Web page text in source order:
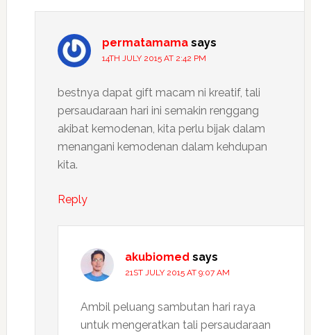
permatamama says
14TH JULY 2015 AT 2:42 PM
bestnya dapat gift macam ni kreatif, tali
persaudaraan hari ini semakin renggang
akibat kemodenan, kita perlu bijak dalam
menangani kemodenan dalam kehdupan
kita.
Reply
akubiomed says
21ST JULY 2015 AT 9:07 AM
Ambil peluang sambutan hari raya
untuk mengeratkan tali persaudaraan